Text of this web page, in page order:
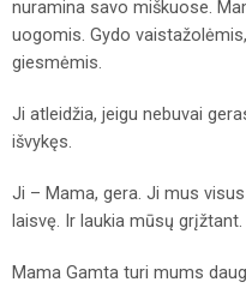
nuramina savo miškuose.
uogomis. Gydo
giesmėmis.
Ji atleidžia, jeigu nebuvai
išvykęs.
Ji – Mama, gera. Ji mus
laisvę. Ir laukia mūsų
Mama Gamta turi mums